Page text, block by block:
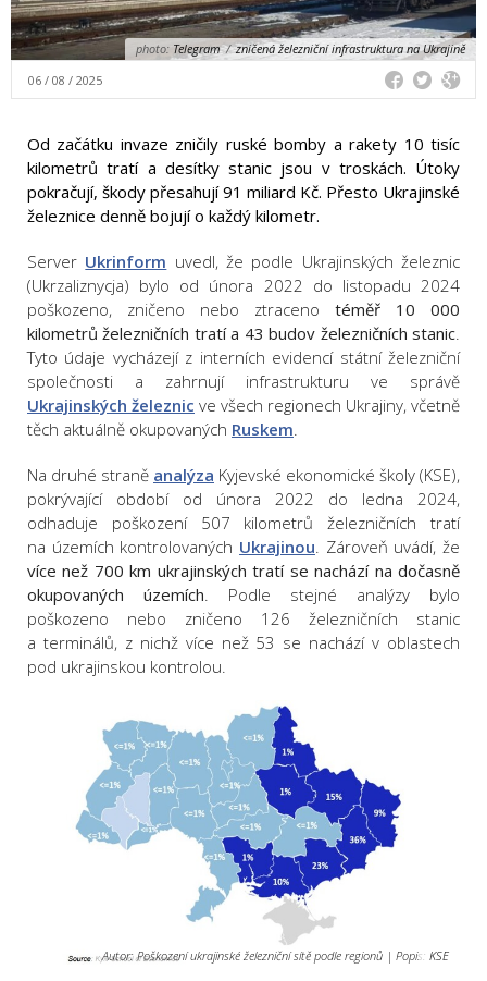
photo: Telegram / zničená železniční infrastruktura na Ukrajině
06 / 08 / 2025
Od začátku invaze zničily ruské bomby a rakety 10 tisíc
kilometrů tratí a desítky stanic jsou v troskách. Útoky
pokračují, škody přesahují 91 miliard Kč. Přesto Ukrajinské
železnice denně bojují o každý kilometr.
Server Ukrinform uvedl, že podle Ukrajinských železnic
(Ukrzaliznycja) bylo od února 2022 do listopadu 2024
poškozeno, zničeno nebo ztraceno téměř 10 000
kilometrů železničních tratí a 43 budov železničních stanic.
Tyto údaje vycházejí z interních evidencí státní železniční
společnosti a zahrnují infrastrukturu ve správě
Ukrajinských železnic ve všech regionech Ukrajiny, včetně
těch aktuálně okupovaných Ruskem.
Na druhé straně analýza Kyjevské ekonomické školy (KSE),
pokrývající období od února 2022 do ledna 2024,
odhaduje poškození 507 kilometrů železničních tratí
na územích kontrolovaných Ukrajinou. Zároveň uvádí, že
více než 700 km ukrajinských tratí se nachází na dočasně
okupovaných územích. Podle stejné analýzy bylo
poškozeno nebo zničeno 126 železničních stanic
a terminálů, z nichž více než 53 se nachází v oblastech
pod ukrajinskou kontrolou.
Autor: Poškození ukrajinské železniční sítě podle regionů | Popis: KSE
KSE